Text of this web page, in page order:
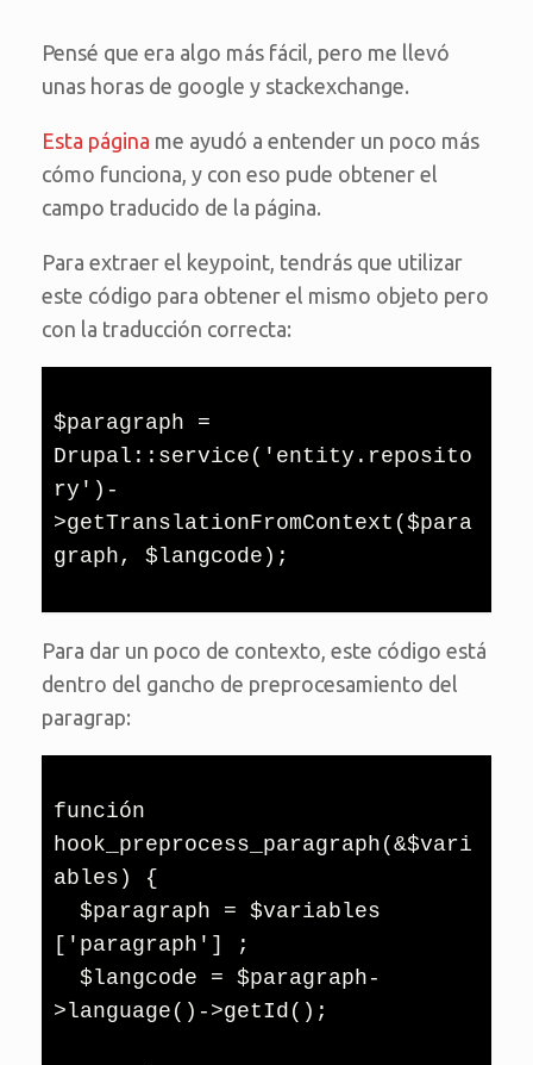
Pensé que era algo más fácil, pero me llevó
unas horas de google y stackexchange.
Esta página me ayudó a entender un poco más
cómo funciona, y con eso pude obtener el
campo traducido de la página.
Para extraer el keypoint, tendrás que utilizar
este código para obtener el mismo objeto pero
con la traducción correcta:
$paragraph =
Drupal::service('entity.reposito
ry')-
>getTranslationFromContext($para
graph, $langcode);
Para dar un poco de contexto, este código está
dentro del gancho de preprocesamiento del
paragrap:
función
hook_preprocess_paragraph(&$vari
ables) {
['paragraph'] ;
>language()->getId();